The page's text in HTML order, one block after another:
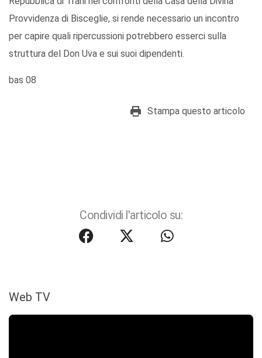
Provvidenza di Bisceglie, si rende necessario un incontro
per capire quali ripercussioni potrebbero esserci sulla
struttura del Don Uva e sui suoi dipendenti.
bas 08
Stampa questo articolo
Condividi l'articolo su:
Web TV